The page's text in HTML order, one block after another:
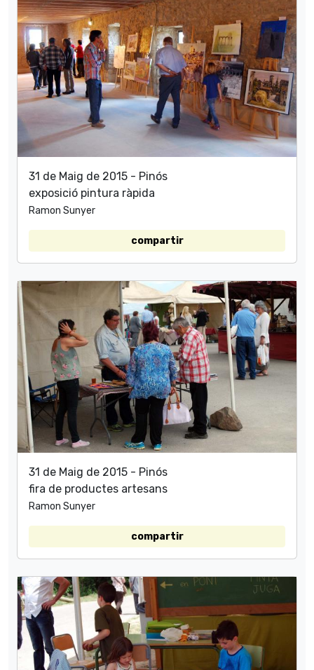
31 de Maig de 2015 - Pinós
exposició pintura ràpida
Ramon Sunyer
compartir
31 de Maig de 2015 - Pinós
fira de productes artesans
Ramon Sunyer
compartir